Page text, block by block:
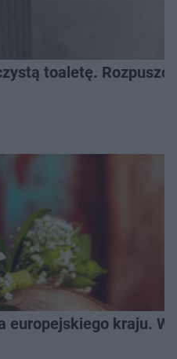
toaletę.
europejskiego kraju.